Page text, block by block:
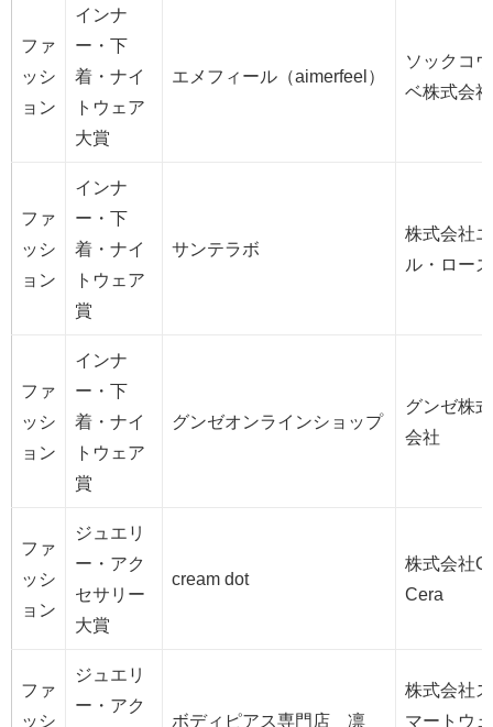
ファ
ッシ
ョン
インナ
ー・下
着・ナイ
トウェア
大賞
エメフィール（aimerfeel）
ソックコウ
ベ株式会社
ファ
ッシ
ョン
インナ
ー・下
着・ナイ
トウェア
賞
サンテラボ
株式会社エ
ル・ローズ
ファ
ッシ
ョン
インナ
ー・下
着・ナイ
トウェア
賞
グンゼオンラインショップ
グンゼ株式
会社
ファ
ッシ
ョン
ジュエリ
ー・アク
セサリー
大賞
cream dot
株式会社
Cera
ファ
ッシ
ジュエリ
ー・アク
ボディピアス専門店 凛
株式会社ス
マートウェ